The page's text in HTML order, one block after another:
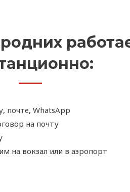
почте, WhatsApp
на почту
на вокзал или в аэропорт